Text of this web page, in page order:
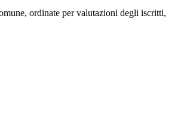
ordinate per valutazioni degli iscritti,